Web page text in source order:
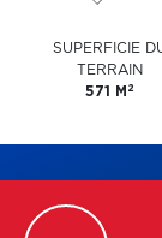
SUPERFICIE
TERRAIN
571 M 2